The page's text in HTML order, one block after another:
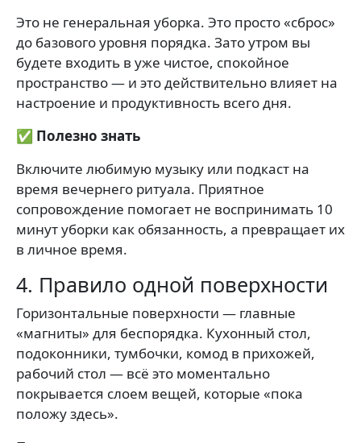
Это не генеральная уборка. Это просто «сброс»
до базового уровня порядка. Зато утром вы
будете входить в уже чистое, спокойное
пространство — и это действительно влияет на
настроение и продуктивность всего дня.
✅ Полезно знать
Включите любимую музыку или подкаст на
время вечернего ритуала. Приятное
сопровождение помогает не воспринимать 10
минут уборки как обязанность, а превращает их
в личное время.
4. Правило одной поверхности
Горизонтальные поверхности — главные
«магниты» для беспорядка. Кухонный стол,
подоконники, тумбочки, комод в прихожей,
рабочий стол — всё это моментально
покрывается слоем вещей, которые «пока
положу здесь».